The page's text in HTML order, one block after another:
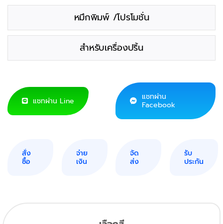
หมึกพิมพ์ /โปรโมชั่น
สำหรับเครื่องปริ้น
แชทผ่าน Line
แชทผ่าน
Facebook
สั่ง
ซื้อ
จ่าย
เงิน
จัด
ส่ง
รับ
ประกัน